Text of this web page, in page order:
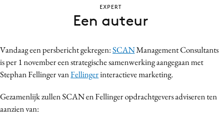
Contentmarketing
Craft
Data & Insights
Design
Vandaag een persbericht gekregen:SCANManagement Consultants
is per 1 november een strategische samenwerking aangegaan met
Stephan Fellinger vanFellingerinteractieve marketing.
Gezamenlijk zullen SCAN en Fellinger opdrachtgevers adviseren ten
aanzien van:
EXPERT
Een auteur